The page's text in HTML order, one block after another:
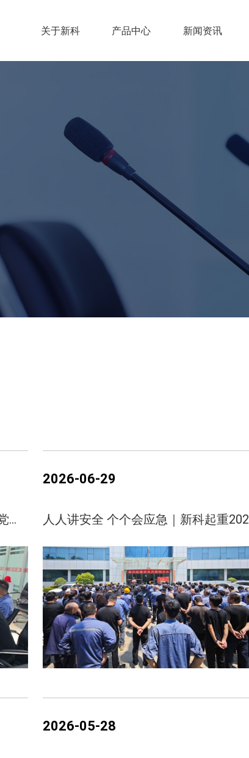
关于新科 产品中心 新闻资讯
观影忆初心 誓词砺使命｜新科起重党支部开展七一主题党日活动
2026-06-29
2026-05-28